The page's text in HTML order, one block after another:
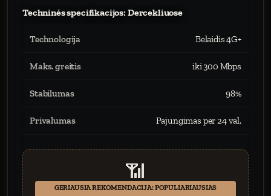
Techninės specifikacijos: Dercekliuose
Technologija Belaidis 4G+
Maks. greitis iki 300 Mbps
Stabilumas 98%
Privalumas Pajungimas per 24 val.
📶
GERIAUSIA REKOMENDACIJA: POPULIARIAUSIAS